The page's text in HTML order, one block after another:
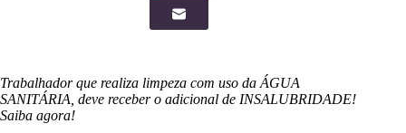
Trabalhador que realiza limpeza com uso da ÁGUA
SANITÁRIA, deve receber o adicional de INSALUBRIDADE!
Saiba agora!